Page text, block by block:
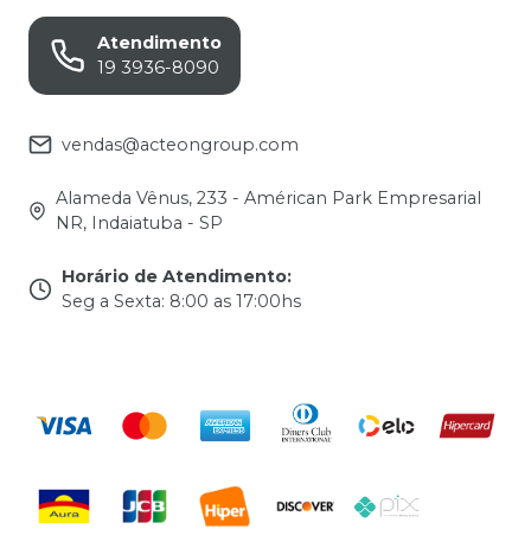
Atendimento
19 3936-8090
vendas@acteongroup.com
Alameda Vênus, 233 - Américan Park Empresarial
NR, Indaiatuba - SP
Horário de Atendimento:
Seg a Sexta: 8:00 as 17:00hs